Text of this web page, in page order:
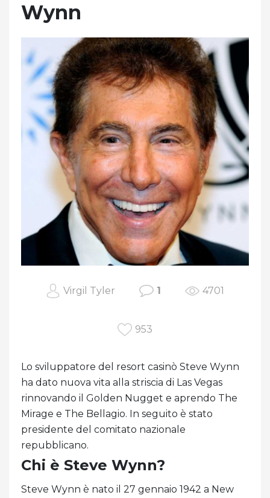
Wynn
Virgil Tyler 1 4701
953
Lo sviluppatore del resort casinò Steve Wynn
ha dato nuova vita alla striscia di Las Vegas
rinnovando il Golden Nugget e aprendo The
Mirage e The Bellagio. In seguito è stato
presidente del comitato nazionale
repubblicano.
Chi è Steve Wynn?
Steve Wynn è nato il 27 gennaio 1942 a New